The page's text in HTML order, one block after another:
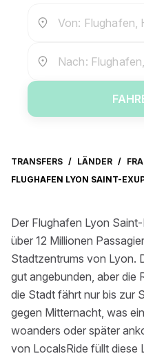
Von: Flughafen,
Nach:
TRANSFERS / LÄNDER /
FLUGHAFEN LYON SAINT-
Der Flughafen Lyon
über 12 Millionen
Stadtzentrums von Lyon.
gut angebunden, aber die
die Stadt fährt nur bis zur
gegen Mitternacht, was
woanders oder später
von LocalsRide füllt diese